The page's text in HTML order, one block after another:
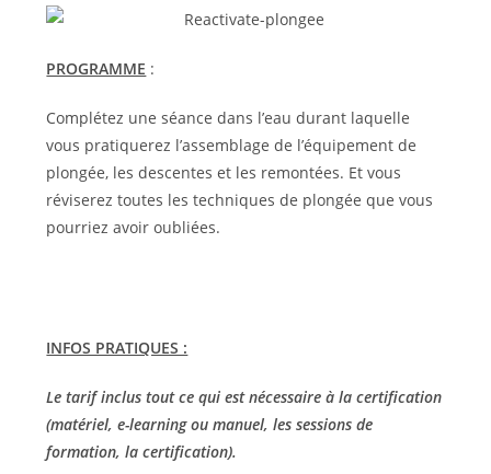
PROGRAMME :
Complétez une séance dans l’eau durant laquelle
vous pratiquerez l’assemblage de l’équipement de
plongée, les descentes et les remontées. Et vous
réviserez toutes les techniques de plongée que vous
pourriez avoir oubliées.
INFOS PRATIQUES :
Le tarif inclus tout ce qui est nécessaire à la certification
(matériel, e-learning ou manuel, les sessions de
formation, la certification).